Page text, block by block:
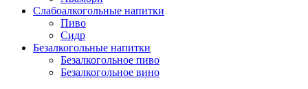
Слабоалкогольные напитки
Пиво
Сидр
Безалкогольные напитки
Безалкогольное пиво
Безалкогольное вино